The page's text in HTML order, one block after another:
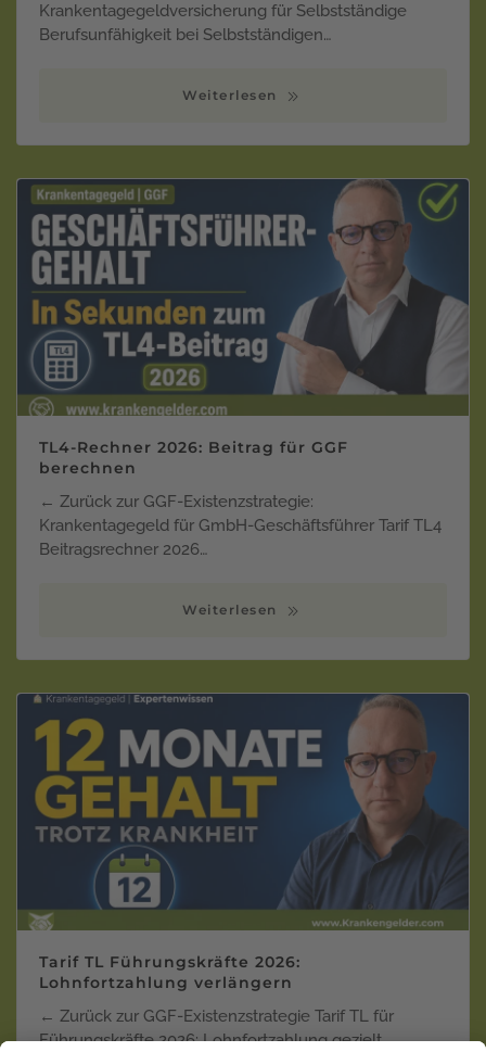
Krankentagegeldversicherung für Selbstständige
Berufsunfähigkeit bei Selbstständigen…
Weiterlesen
TL4-Rechner 2026: Beitrag für GGF
berechnen
← Zurück zur GGF-Existenzstrategie:
Krankentagegeld für GmbH-Geschäftsführer Tarif TL4
Beitragsrechner 2026…
Weiterlesen
Tarif TL Führungskräfte 2026:
Lohnfortzahlung verlängern
← Zurück zur GGF-Existenzstrategie Tarif TL für
Führungskräfte 2026: Lohnfortzahlung gezielt